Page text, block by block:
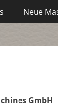
Neue
GmbH